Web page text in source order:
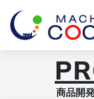
商品開